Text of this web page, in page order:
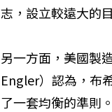
志，設立較遠大的
另一方面，美國製
Engler）認為，布
了一套均衡的準則